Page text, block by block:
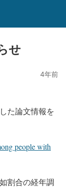
せ
4年前
た論文情報を
people with
割合の経年調